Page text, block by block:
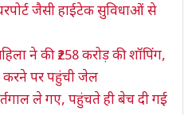
जैसी हाईटेक सुविधाओं से
ने की ₹258 करोड़ की शॉपिंग,
पर पहुंची जेल
ले गए, पहुंचते ही बेच दी गई